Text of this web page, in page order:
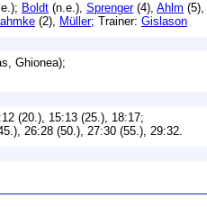
Boldt (n.e.), Sprenger(4), Ahlm (5),
(2), Müller; Trainer: Gislason
Ghionea);
(20.), 15:13 (25.), 18:17;
26:28 (50.), 27:30 (55.), 29:32.